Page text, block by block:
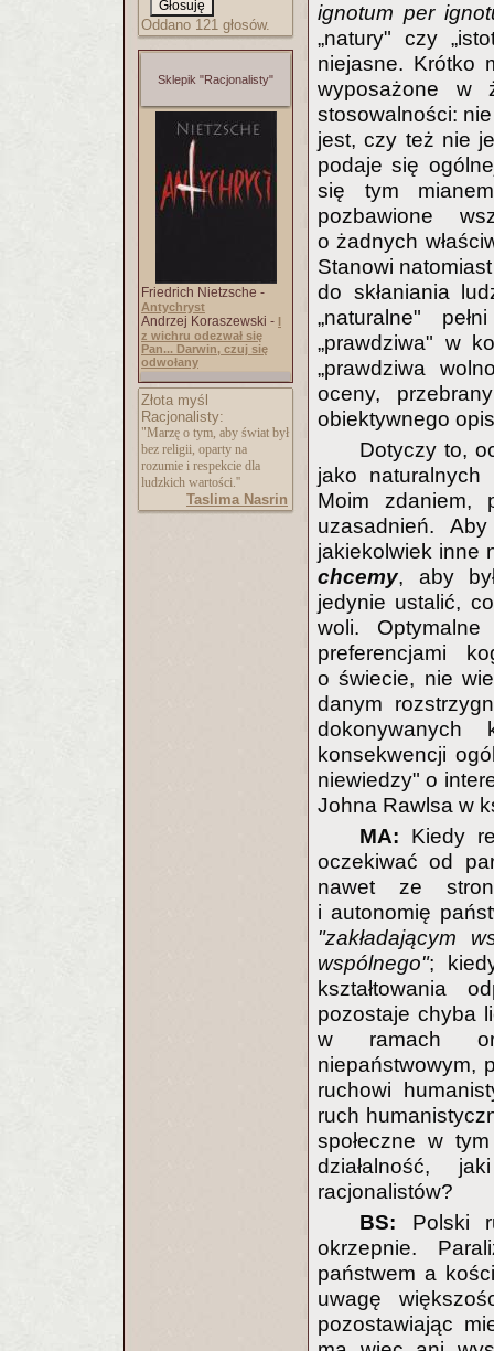
Oddano 121 głosów.
Sklepik "Racjonalisty"
Friedrich Nietzsche -
Antychryst
Andrzej Koraszewski - I
z wichru odezwał się
Pan... Darwin, czuj się
odwołany
Złota myśl
Racjonalisty:
"Marzę o tym, aby świat był
bez religii, oparty na
rozumie i respekcie dla
ludzkich wartości.''
Taslima Nasrin
ignotum per
„natury" czy
niejasne. Krótko
wyposażone w
stosowalności:
jest, czy też nie
podaje się
się tym
pozbawione
o żadnych
Stanowi
do skłaniania
„naturalne"
„prawdziwa" w
„prawdziwa
oceny,
obiektywnego
Dotyczy to,
jako
Moim zdaniem,
uzasadnień.
jakiekolwiek inne
chcemy, aby
jedynie ustalić,
woli.
preferencjami
o świecie, nie
danym
konsekwencji
niewiedzy" o
Johna Rawlsa w
MA: Kiedy
oczekiwać od
nawet ze
i autonomię
"zakładającym
wspólnego";
kształtowania
pozostaje chyba
w ramach
niepaństwowym,
ruchowi
ruch
społeczne w
działalność,
racjonalistów?
BS: Polski
okrzepnie.
państwem a
uwagę
pozostawiając